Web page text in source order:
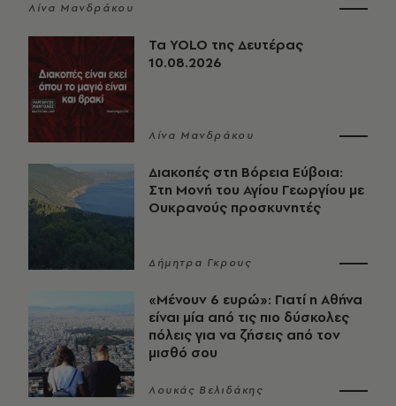
Λίνα Μανδράκου
Τα YOLO της Δευτέρας
10.08.2026
Λίνα Μανδράκου
Διακοπές στη Βόρεια Εύβοια:
Στη Μονή του Αγίου Γεωργίου με
Ουκρανούς προσκυνητές
Δήμητρα Γκρους
«Μένουν 6 ευρώ»: Γιατί η Αθήνα
είναι μία από τις πιο δύσκολες
πόλεις για να ζήσεις από τον
μισθό σου
Λουκάς Βελιδάκης